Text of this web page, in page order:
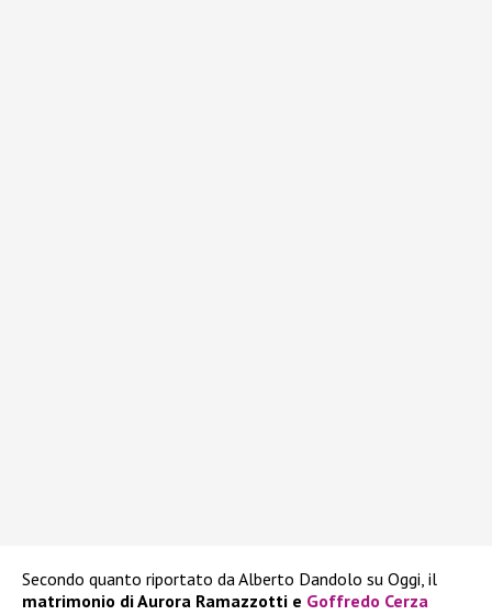
Secondo quanto riportato da Alberto Dandolo su Oggi, il
matrimonio di Aurora Ramazzotti e Goffredo Cerza